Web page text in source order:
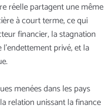
réelle partagent une même
à court terme, ce qui
financier, la stagnation
privé, et la
menées dans les pays
relation unissant la finance